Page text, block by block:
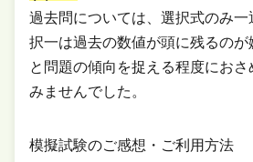
過去問については、選択式のみ一
択一は過去の数値が頭に残るのが
と問題の傾向を捉える程度におさ
みませんでした。
模擬試験のご感想・ご利用方法